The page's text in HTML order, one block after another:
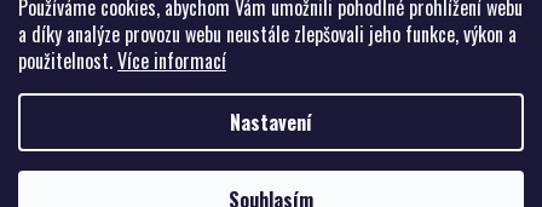
Používáme cookies, abychom Vám umožnili pohodlné prohlížení webu
a díky analýze provozu webu neustále zlepšovali jeho funkce, výkon a
použitelnost.Více informací
Nastavení
Souhlasím
Vytvořil Shoptet Premium